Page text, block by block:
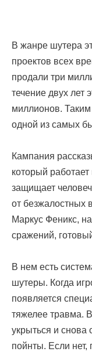
В жанре шутера
проектов всех
продали три
течение двух лет
миллионов.
одной из самых
Кампания
который
защищает
от безжалостных
Маркус Феникс,
сражений,
В нем есть
шутеры. Когда
появляется
тяжелее травма.
укрыться и снова
пойнты. Если